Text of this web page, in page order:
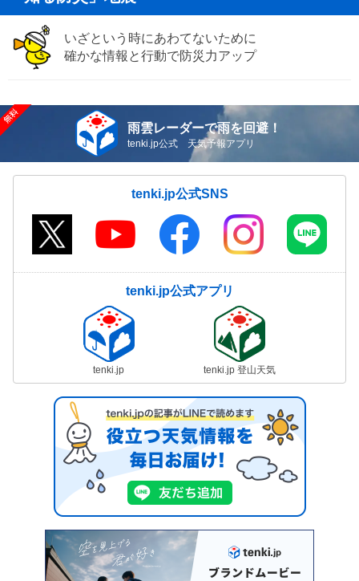
いざという時にあわてないために
確かな情報と行動で防災力アップ
雨雲レーダーで雨を回避！
tenki.jp公式 天気予報アプリ
tenki.jp公式SNS
tenki.jp公式アプリ
tenki.jp tenki.jp 登山天気